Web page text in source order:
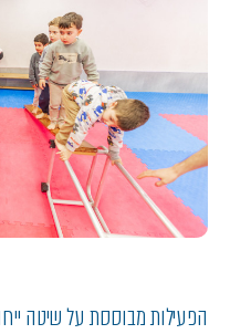
הפעילות מבוססת על שיטה